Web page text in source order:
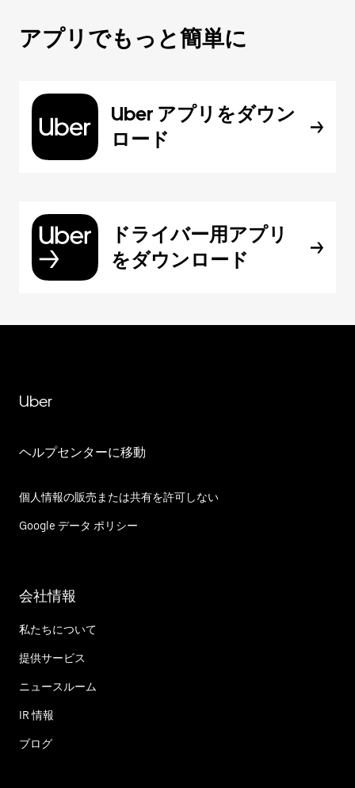
アプリでもっと簡単に
Uber アプリをダウン
ロード
ドライバー用アプリ
をダウンロード
Uber
ヘルプセンターに移動
個人情報の販売または共有を許可しない
Google データ ポリシー
会社情報
私たちについて
提供サービス
ニュースルーム
IR 情報
ブログ